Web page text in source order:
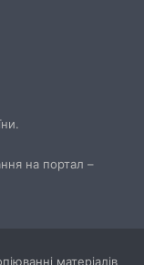
на портал –
матеріалів